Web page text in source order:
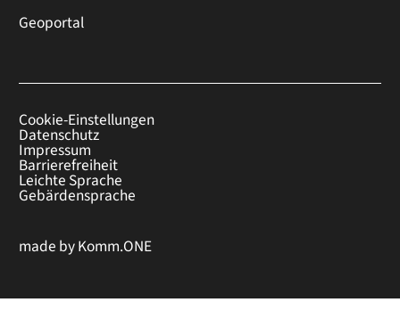
Geoportal
Cookie-Einstellungen
Datenschutz
Impressum
Barrierefreiheit
Leichte Sprache
Gebärdensprache
made byKomm.ONE